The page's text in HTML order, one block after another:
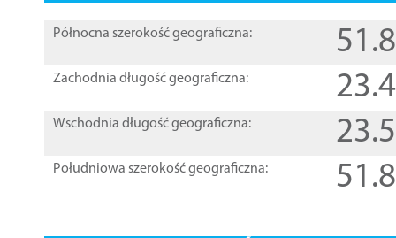
Północna szerokość geograficzna:
Zachodnia długość geograficzna:
Wschodnia długość geograficzna:
Południowa szerokość geograficzna: